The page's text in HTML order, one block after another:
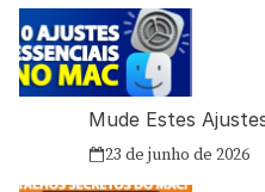
Mude Estes
23 de junho de 2026